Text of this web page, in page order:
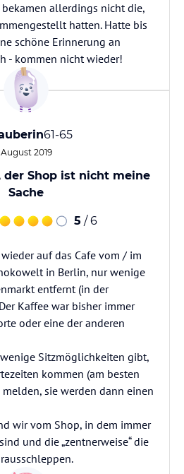
allerdings nicht die,
hatten. Hatte bis
schöne Erinnerung an
- kommen nicht wieder!
61-65
August 2019
der Shop ist nicht meine
Sache
5 / 6
auf das Cafe vom / im
in Berlin, nur wenige
entfernt (in der
Kaffee war bisher immer
oder eine der anderen
Sitzmöglichkeiten gibt,
kommen (am besten
sie werden dann einen
wir vom Shop, in dem immer
und die „zentnerweise“ die